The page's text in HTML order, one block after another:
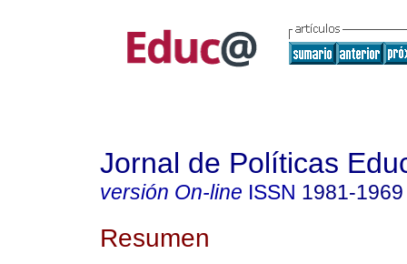
Jornal de Políticas
versión On-line ISSN 1981-1969
Resumen